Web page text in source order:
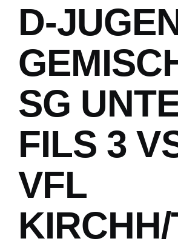
D-
SG
FILS 3
VFL